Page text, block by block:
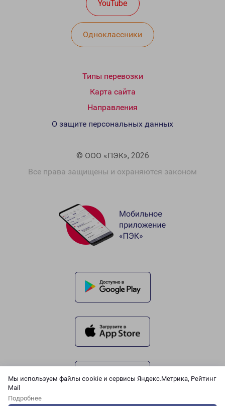
Мы используем файлы cookie и сервисы Яндекс.Метрика, Рейтинг
Mail
Подробнее
YouTube
Одноклассники
Типы перевозки
Карта сайта
Направления
© ООО «ПЭК», 2026
Все права защищены и охраняются законом
О защите персональных данных